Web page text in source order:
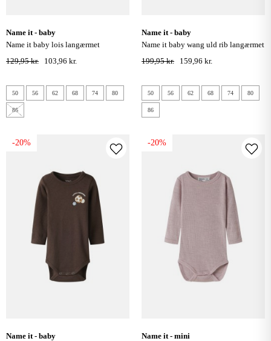
name it - baby
name it baby lois langærmet
bodystocking - peyote melange
129,95 kr. 103,96 kr.
50 56 62 68 74 80
86
name it - baby
name it baby wang uld rib langærmet
bodystocking - satellite
199,95 kr. 159,96 kr.
50 56 62 68 74 80
86
-20%
name it - baby
-20%
name it - mini